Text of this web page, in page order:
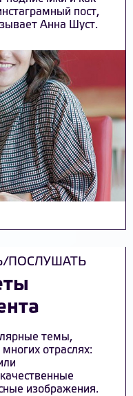
пост,
Анна Шуст.
ПОСЛУШАТЬ
темы,
отраслях:
изображения.